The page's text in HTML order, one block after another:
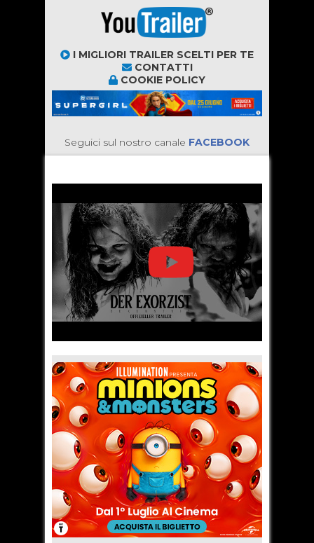
I MIGLIORI TRAILER SCELTI PER TE
CONTATTI
COOKIE POLICY
Seguici sul nostro canale FACEBOOK